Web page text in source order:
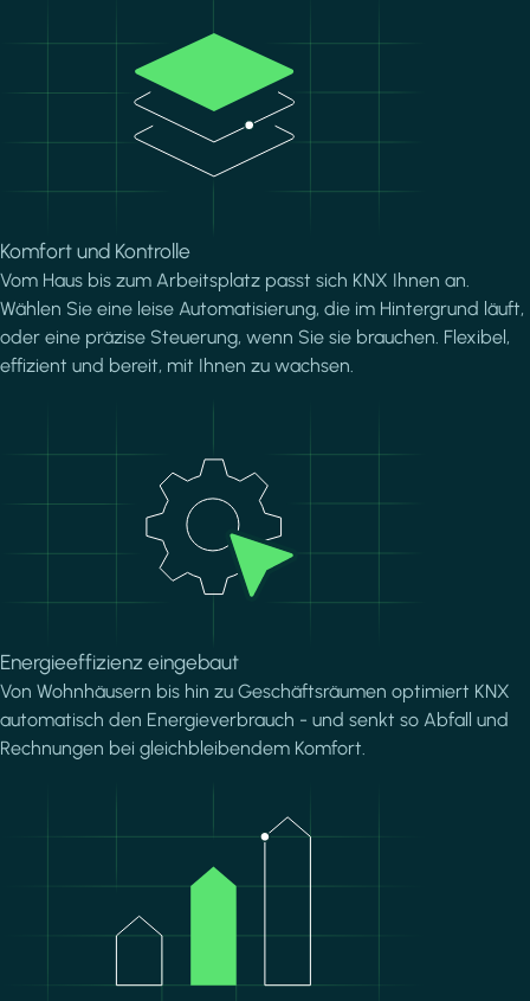
Komfort und Kontrolle
Vom Haus bis zum Arbeitsplatz passt sich KNX Ihnen an.
Wählen Sie eine leise Automatisierung, die im Hintergrund läuft,
oder eine präzise Steuerung, wenn Sie sie brauchen. Flexibel,
effizient und bereit, mit Ihnen zu wachsen.
Energieeffizienz eingebaut
Von Wohnhäusern bis hin zu Geschäftsräumen optimiert KNX
automatisch den Energieverbrauch - und senkt so Abfall und
Rechnungen bei gleichbleibendem Komfort.